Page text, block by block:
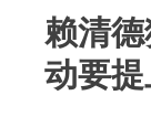
赖清
动要